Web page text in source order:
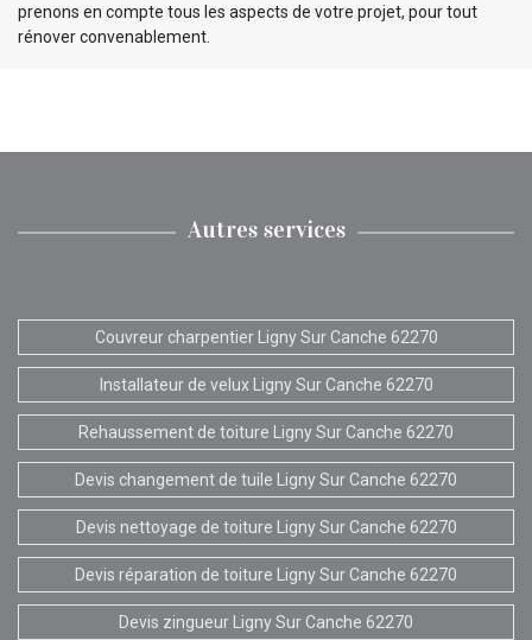
prenons en compte tous les aspects de votre projet, pour tout
rénover convenablement.
Autres services
Couvreur charpentier Ligny Sur Canche 62270
Installateur de velux Ligny Sur Canche 62270
Rehaussement de toiture Ligny Sur Canche 62270
Devis changement de tuile Ligny Sur Canche 62270
Devis nettoyage de toiture Ligny Sur Canche 62270
Devis réparation de toiture Ligny Sur Canche 62270
Devis zingueur Ligny Sur Canche 62270